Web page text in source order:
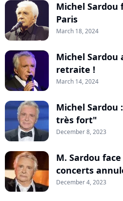
Michel Sardou
Paris
March 18, 2024
Michel Sardou
retraite !
March 14, 2024
Michel Sardou
très fort"
December 8, 2023
M. Sardou
concerts
December 4, 2023